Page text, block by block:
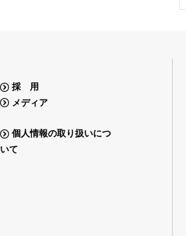
採 用
メディア
個人情報の取り扱いにつ
いて